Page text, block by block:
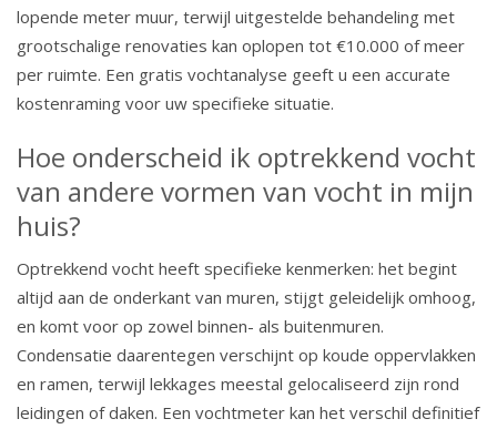
lopende meter muur, terwijl uitgestelde behandeling met
grootschalige renovaties kan oplopen tot €10.000 of meer
per ruimte. Een gratis vochtanalyse geeft u een accurate
kostenraming voor uw specifieke situatie.
Hoe onderscheid ik optrekkend vocht
van andere vormen van vocht in mijn
huis?
Optrekkend vocht heeft specifieke kenmerken: het begint
altijd aan de onderkant van muren, stijgt geleidelijk omhoog,
en komt voor op zowel binnen- als buitenmuren.
Condensatie daarentegen verschijnt op koude oppervlakken
en ramen, terwijl lekkages meestal gelocaliseerd zijn rond
leidingen of daken. Een vochtmeter kan het verschil definitief